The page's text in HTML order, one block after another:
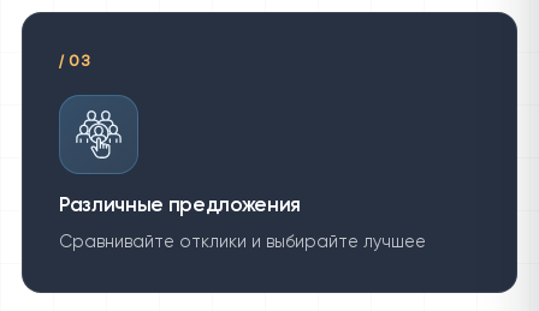
/03
Различные предложения
Сравнивайте отклики и выбирайте лучшее